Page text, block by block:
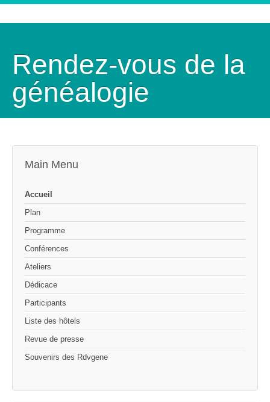
Rendez-vous de la
généalogie
Main Menu
Accueil
Plan
Programme
Conférences
Ateliers
Dédicace
Participants
Liste des hôtels
Revue de presse
Souvenirs des Rdvgene